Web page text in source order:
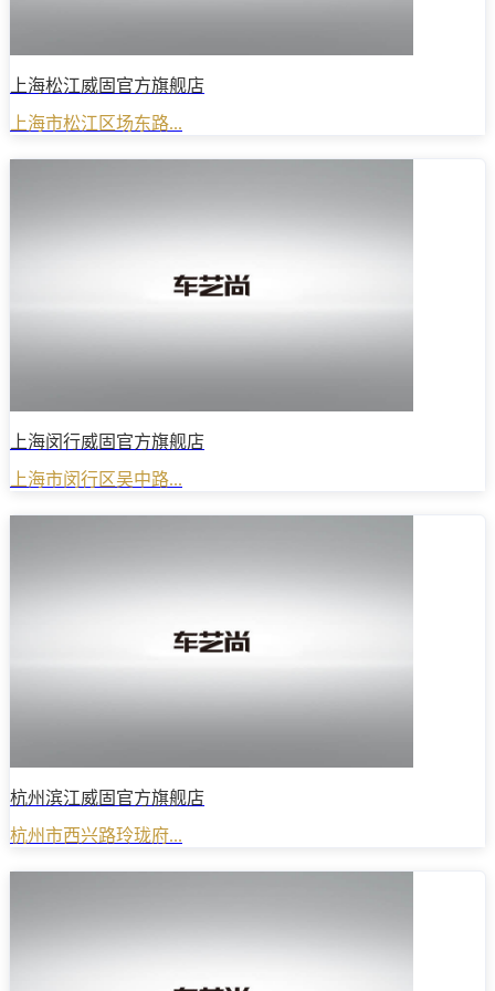
上海松江威固官方旗舰店
上海市松江区场东路...
上海闵行威固官方旗舰店
上海市闵行区吴中路...
杭州滨江威固官方旗舰店
杭州市西兴路玲珑府...